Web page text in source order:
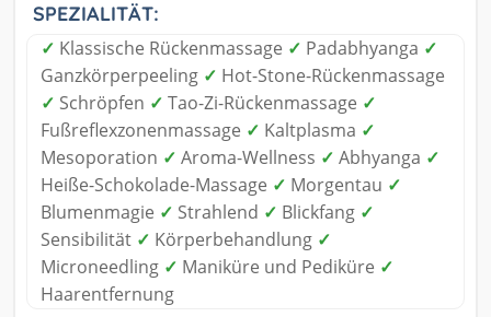
SPEZIALITÄT:
✓ Klassische Rückenmassage ✓ Padabhyanga ✓
Ganzkörperpeeling ✓ Hot-Stone-Rückenmassage
✓ Schröpfen ✓ Tao-Zi-Rückenmassage ✓
Fußreflexzonenmassage ✓ Kaltplasma ✓
Mesoporation ✓ Aroma-Wellness ✓ Abhyanga ✓
Heiße-Schokolade-Massage ✓ Morgentau ✓
Blumenmagie ✓ Strahlend ✓ Blickfang ✓
Sensibilität ✓ Körperbehandlung ✓
Microneedling ✓ Maniküre und Pediküre ✓
Haarentfernung